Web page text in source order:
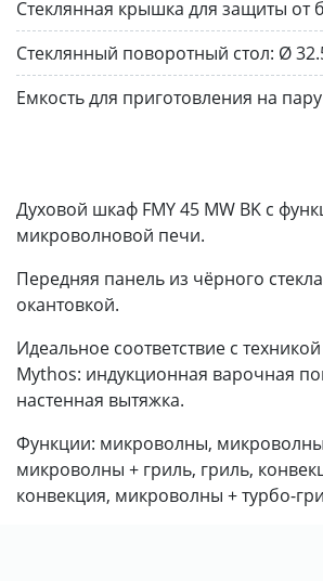
Стеклянная крышка для защиты от
Стеклянный поворотный стол: Ø
Емкость для приготовления на пару
Духовой шкаф FMY 45 MW BK с
микроволновой печи.
Передняя панель из чёрного
окантовкой.
Идеальное соответствие с
Mythos: индукционная варочная
настенная вытяжка.
Функции: микроволны,
микроволны + гриль, гриль,
конвекция, микроволны + турбо-